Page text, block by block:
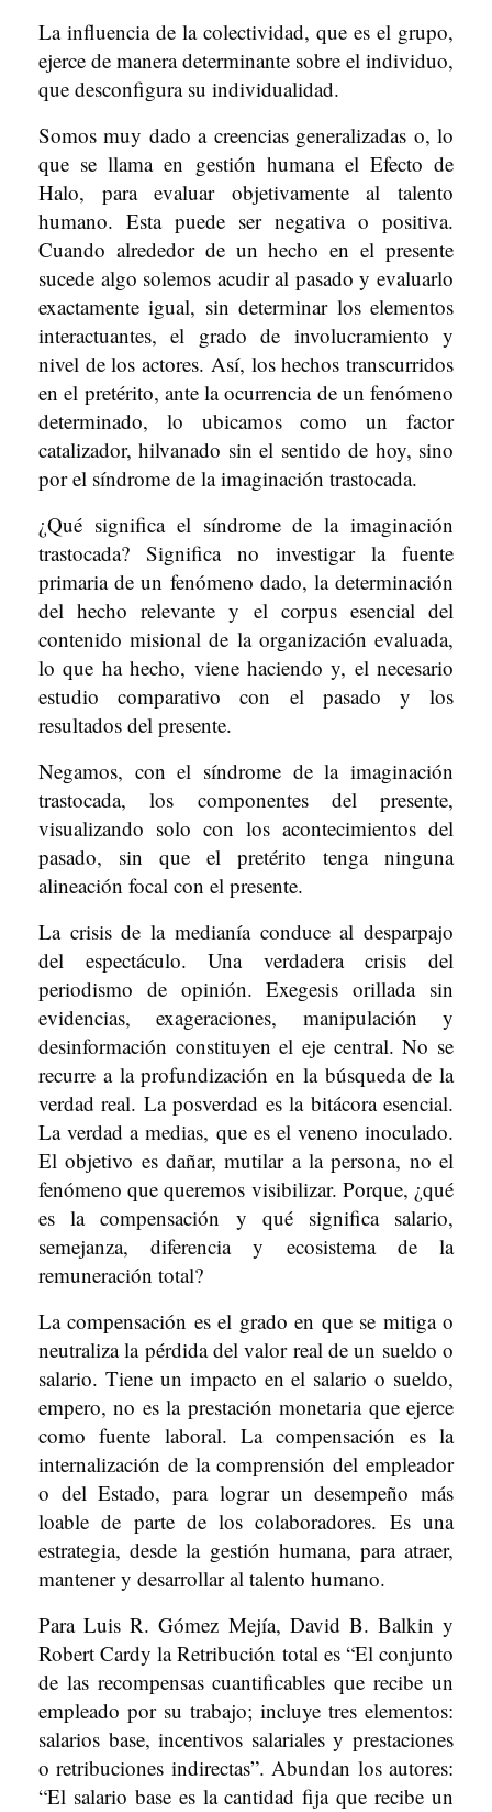
La influencia de la colectividad, que es el grupo,
ejerce de manera determinante sobre el individuo,
que desconfigura su individualidad.
Somos muy dado a creencias generalizadas o, lo
que se llama en gestión humana el Efecto de
Halo, para evaluar objetivamente al talento
humano. Esta puede ser negativa o positiva.
Cuando alrededor de un hecho en el presente
sucede algo solemos acudir al pasado y evaluarlo
exactamente igual, sin determinar los elementos
interactuantes, el grado de involucramiento y
nivel de los actores. Así, los hechos transcurridos
en el pretérito, ante la ocurrencia de un fenómeno
determinado, lo ubicamos como un factor
catalizador, hilvanado sin el sentido de hoy, sino
por el síndrome de la imaginación trastocada.
¿Qué significa el síndrome de la imaginación
trastocada? Significa no investigar la fuente
primaria de un fenómeno dado, la determinación
del hecho relevante y el corpus esencial del
contenido misional de la organización evaluada,
lo que ha hecho, viene haciendo y, el necesario
estudio comparativo con el pasado y los
resultados del presente.
Negamos, con el síndrome de la imaginación
trastocada, los componentes del presente,
visualizando solo con los acontecimientos del
pasado, sin que el pretérito tenga ninguna
alineación focal con el presente.
La crisis de la medianía conduce al desparpajo
del espectáculo. Una verdadera crisis del
periodismo de opinión. Exegesis orillada sin
evidencias, exageraciones, manipulación y
desinformación constituyen el eje central. No se
recurre a la profundización en la búsqueda de la
verdad real. La posverdad es la bitácora esencial.
La verdad a medias, que es el veneno inoculado.
El objetivo es dañar, mutilar a la persona, no el
fenómeno que queremos visibilizar. Porque, ¿qué
es la compensación y qué significa salario,
semejanza, diferencia y ecosistema de la
remuneración total?
La compensación es el grado en que se mitiga o
neutraliza la pérdida del valor real de un sueldo o
salario. Tiene un impacto en el salario o sueldo,
empero, no es la prestación monetaria que ejerce
como fuente laboral. La compensación es la
internalización de la comprensión del empleador
o del Estado, para lograr un desempeño más
loable de parte de los colaboradores. Es una
estrategia, desde la gestión humana, para atraer,
mantener y desarrollar al talento humano.
Para Luis R. Gómez Mejía, David B. Balkin y
Robert Cardy la Retribución total es “El conjunto
de las recompensas cuantificables que recibe un
empleado por su trabajo; incluye tres elementos:
salarios base, incentivos salariales y prestaciones
o retribuciones indirectas”. Abundan los autores:
“El salario base es la cantidad fija que recibe un